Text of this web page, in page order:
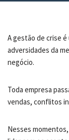
A gestão de crise
adversidades da
negócio.
Toda empresa
vendas, conflitos
Nesses